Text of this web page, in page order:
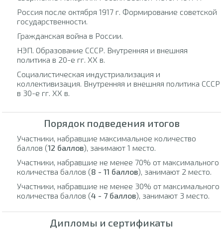
Россия после октября 1917 г. Формирование советской
государственности.
Гражданская война в России.
НЭП. Образование СССР. Внутренняя и внешняя
политика в 20-е гг. XX в.
Социалистическая индустриализация и
коллективизация. Внутренняя и внешняя политика СССР
в 30-е гг. XX в.
Порядок подведения итогов
Участники, набравшие максимальное количество
баллов (12 баллов), занимают 1 место.
Участники, набравшие не менее 70% от максимального
количества баллов (8 - 11 баллов), занимают 2 место.
Участники, набравшие не менее 30% от максимального
количества баллов (4 - 7 баллов), занимают 3 место.
Дипломы и сертификаты